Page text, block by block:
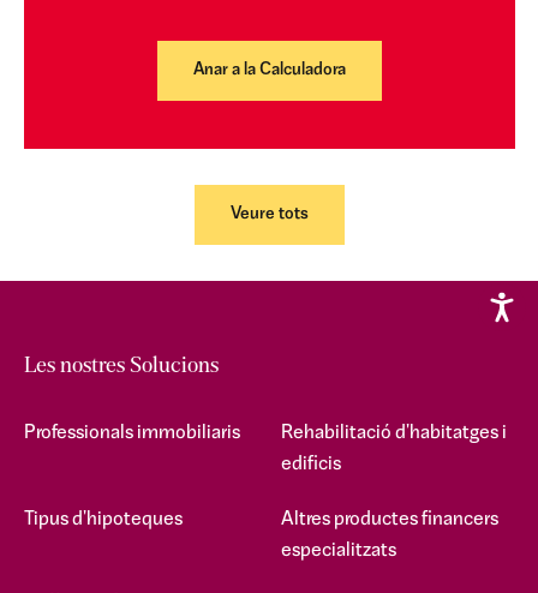
Anar a la Calculadora
Veure tots
Les nostres Solucions
Professionals immobiliaris
Rehabilitació d'habitatges i
edificis
Tipus d'hipoteques
Altres productes financers
especialitzats